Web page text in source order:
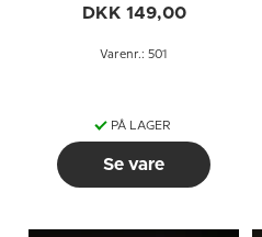
DKK 149,00
Varenr.: 501
PÅ LAGER
Se vare